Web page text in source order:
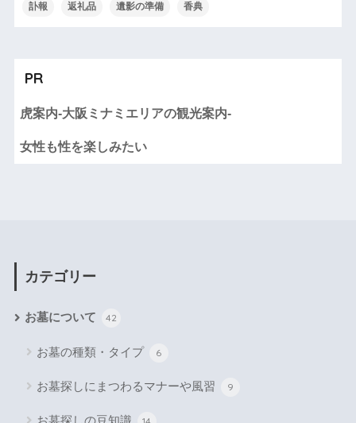
訃報 返礼品 遺影の準備 香典
PR
虎案内-大阪ミナミエリアの観光案内-
女性も性を楽しみたい
カテゴリー
お墓について 42
お墓の種類・タイプ 6
お墓探しにまつわるマナーや風習 9
お墓探しの豆知識